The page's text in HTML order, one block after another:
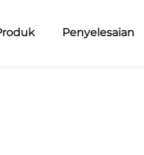
Penyelesaian